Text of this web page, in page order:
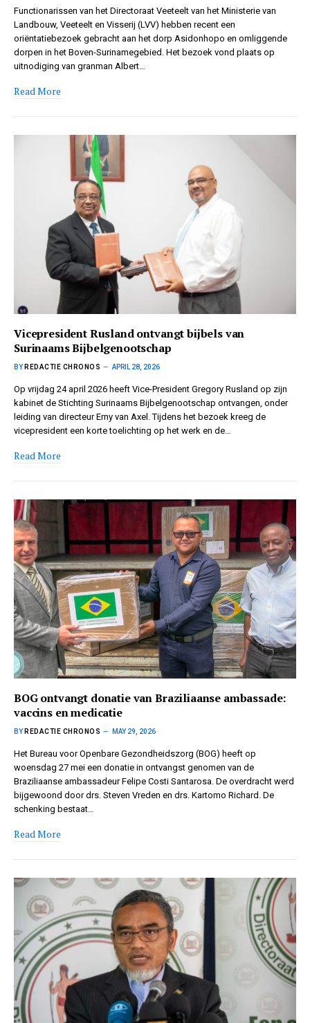
Functionarissen van het Directoraat Veeteelt van het Ministerie van
Landbouw, Veeteelt en Visserij (LVV) hebben recent een
oriëntatiebezoek gebracht aan het dorp Asidonhopo en omliggende
dorpen in het Boven-Surinamegebied. Het bezoek vond plaats op
uitnodiging van granman Albert…
Read More
Vicepresident Rusland ontvangt bijbels van
Surinaams Bijbelgenootschap
BY REDACTIE CHRONOS APRIL 28, 2026
Op vrijdag 24 april 2026 heeft Vice-President Gregory Rusland op zijn
kabinet de Stichting Surinaams Bijbelgenootschap ontvangen, onder
leiding van directeur Erny van Axel. Tijdens het bezoek kreeg de
vicepresident een korte toelichting op het werk en de…
Read More
BOG ontvangt donatie van Braziliaanse ambassade:
vaccins en medicatie
BY REDACTIE CHRONOS MAY 29, 2026
Het Bureau voor Openbare Gezondheidszorg (BOG) heeft op
woensdag 27 mei een donatie in ontvangst genomen van de
Braziliaanse ambassadeur Felipe Costi Santarosa. De overdracht werd
bijgewoond door drs. Steven Vreden en drs. Kartomo Richard. De
schenking bestaat…
Read More